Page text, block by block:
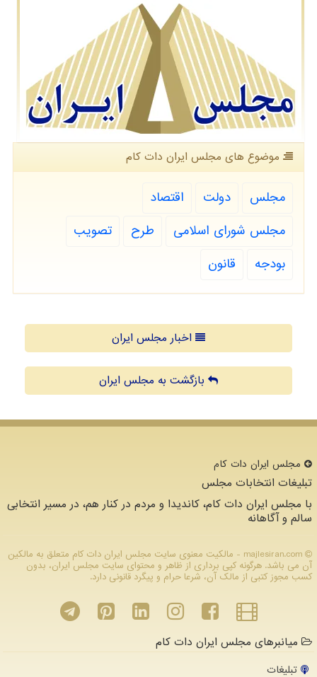
موضوع های مجلس ایران دات كام
مجلس دولت
اقتصاد
مجلس شورای اسلامی
طرح
تصویب
بودجه
قانون
اخبار مجلس ایران
بازگشت به مجلس ایران
مجلس ایران دات كام
تبلیغات انتخابات مجلس
با مجلس ایران دات کام، کاندیدا و مردم در کنار هم، در مسیر انتخابی
سالم و آگاهانه
majlesiran.com - مالکیت معنوی سایت مجلس ایران دات كام متعلق به مالکین
آن می باشد. هرگونه کپی برداری از ظاهر و محتوای سایت مجلس ایران، بدون
کسب مجوز کتبی از مالک آن، شرعا حرام و پیگرد قانونی دارد.
میانبرهای مجلس ایران دات کام
تبلیغات